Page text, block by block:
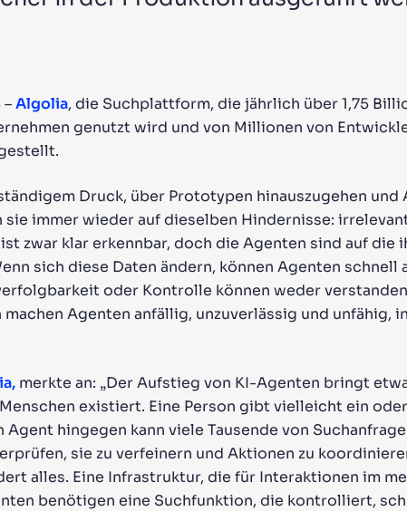
Algolia, die Suchplattform, die jährlich über 1,75
genutzt wird und von Millionen von
Druck, über Prototypen hinauszugehen und
immer wieder auf dieselben Hindernisse:
zwar klar erkennbar, doch die Agenten sind auf die
sich diese Daten ändern, können Agenten schnell
oder Kontrolle können weder
Agenten anfällig, unzuverlässig und unfähig,
merkte an: „Der Aufstieg von KI-Agenten bringt
existiert. Eine Person gibt vielleicht ein
hingegen kann viele Tausende von
sie zu verfeinern und Aktionen zu
alles. Eine Infrastruktur, die für Interaktionen im
benötigen eine Suchfunktion, die kontrolliert,